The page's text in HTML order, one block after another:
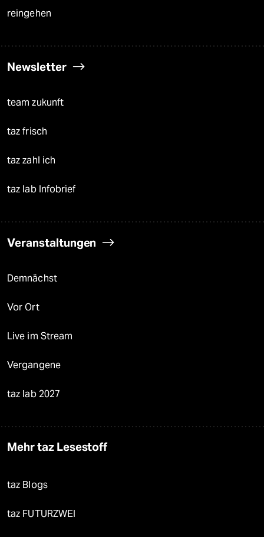
reingehen
Newsletter
team zukunft
taz frisch
taz zahl ich
taz lab Infobrief
Veranstaltungen
Demnächst
Vor Ort
Live im Stream
Vergangene
taz lab 2027
Mehr taz Lesestoff
taz Blogs
taz FUTURZWEI